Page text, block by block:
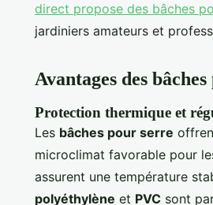
direct propose des bâches
jardiniers amateurs et
Avantages des
Protection thermique et
Les bâches pour serre
microclimat favorable pour
assurent une température
polyéthylène et PVC sont